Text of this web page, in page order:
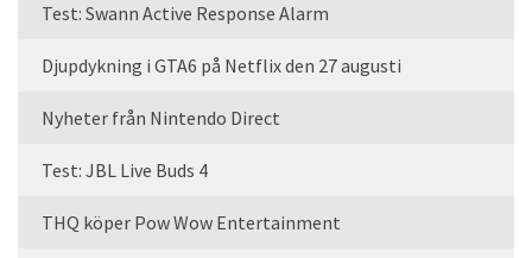
Test: Swann Active Response Alarm
Djupdykning i GTA6 på Netflix den 27 augusti
Nyheter från Nintendo Direct
Test: JBL Live Buds 4
THQ köper Pow Wow Entertainment